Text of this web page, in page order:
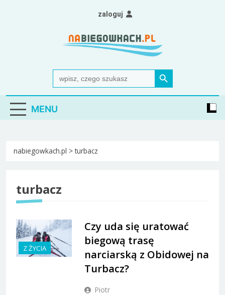
Nabiegowkach.pl
portal miłośników narciarstwa biegowego
Search
for:
Search Button
zaloguj
MENU
nabiegowkach.pl >turbacz
turbacz
Z ŻYCIA
Czy uda się uratować
biegową trasę
narciarską z Obidowej na
Turbacz?
Piotr